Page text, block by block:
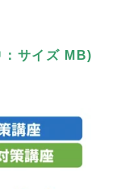
：サイズ MB)